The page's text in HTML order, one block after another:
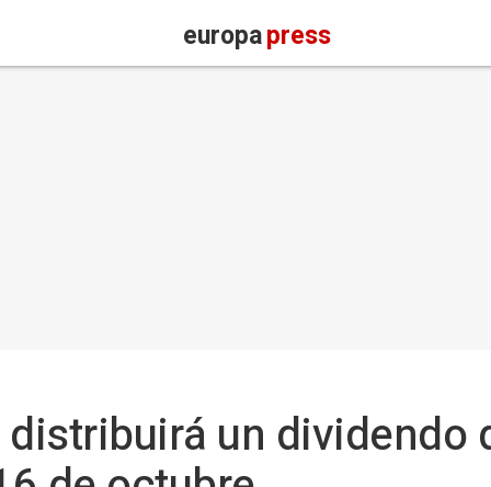
europapress
un dividendo